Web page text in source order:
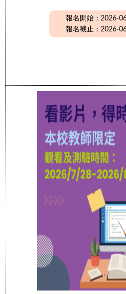
報名開始：2026-
報名截止：2026-